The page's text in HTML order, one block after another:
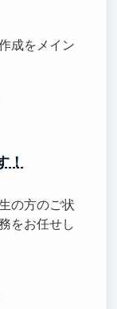
成をメイン
！
の方のご状
をお任せし